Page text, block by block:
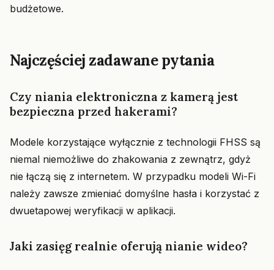
budżetowe.
Najczęściej zadawane pytania
Czy niania elektroniczna z kamerą jest
bezpieczna przed hakerami?
Modele korzystające wyłącznie z technologii FHSS są
niemal niemożliwe do zhakowania z zewnątrz, gdyż
nie łączą się z internetem. W przypadku modeli Wi-Fi
należy zawsze zmieniać domyślne hasła i korzystać z
dwuetapowej weryfikacji w aplikacji.
Jaki zasięg realnie oferują nianie wideo?